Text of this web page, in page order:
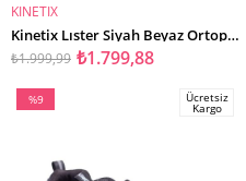
SEPETE EKLE
KINETIX
Kinetix Lıster Siyah Beyaz Ortopedik Günlük Erkek Spor Ayakkabı
₺1.799,88
₺1.999,99
%9
Ücretsiz
Kargo